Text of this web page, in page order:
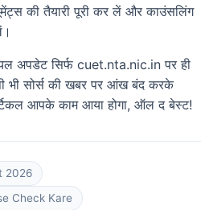
की तैयारी पूरी कर लें और काउंसलिंग
अपडेट सिर्फ cuet.nta.nic.in पर ही
भी सोर्स की खबर पर आंख बंद करके
आपके काम आया होगा, ऑल द बेस्ट!
2026
Check Kare